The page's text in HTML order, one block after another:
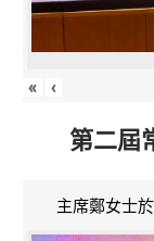
« ‹
第二屆
主席鄭女士